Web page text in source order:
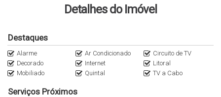
Detalhes do Imóvel
Destaques
Alarme Ar Condicionado
Circuito de TV
Decorado
Internet
Litoral
Mobiliado
Quintal TV a Cabo
Serviços Próximos